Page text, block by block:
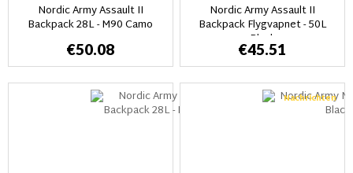
Nordic Army Assault II
Backpack 28L - M90 Camo
€50.08
Nordic Army Assault II
Backpack Flygvapnet - 50L
Black
€45.51
Nachrichten